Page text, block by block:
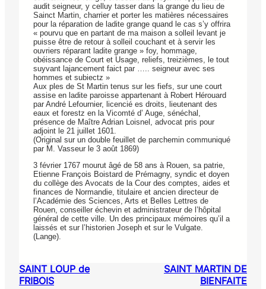
audit seigneur, y celluy tasser dans la grange du lieu de
Sainct Martin, charrier et porter les matières nécessaires
pour la réparation de ladite grange quand le cas s’y offrira
« pourvu que en partant de ma maison a solleil levant je
puisse être de retour à solleil couchant et à servir les
ouvriers réparant ladite grange » foy, hommage,
obéissance de Court et Usage, reliefs, treizièmes, le tout
suyvant lajancement faict par ….. seigneur avec ses
hommes et subiectz »
Aux ples de St Martin tenus sur les fiefs, sur une court
assise en ladite paroisse appartenant à Robert Hérouard
par André Lefournier, licencié es droits, lieutenant des
eaux et forestz en la Vicomté d’ Auge, sénéchal,
présence de Maître Adrian Loisnel, advocat pris pour
adjoint le 21 juillet 1601.
(Original sur un double feuillet de parchemin communiqué
par M. Vasseur le 3 août 1869)
3 février 1767 mourut âgé de 58 ans à Rouen, sa patrie,
Etienne François Boistard de Prémagny, syndic et doyen
du collège des Avocats de la Cour des comptes, aides et
finances de Normandie, titulaire et ancien directeur de
l’Académie des Sciences, Arts et Belles Lettres de
Rouen, conseiller échevin et administrateur de l’hôpital
général de cette ville. Un des principaux mémoires qu’il a
laissés et sur l’historien Joseph et sur le Vulgate.
(Lange).
SAINT LOUP de
FRIBOIS
SAINT MARTIN DE
BIENFAITE